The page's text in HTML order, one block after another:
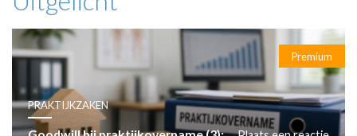
Premium
PRAKTIJKZAKEN